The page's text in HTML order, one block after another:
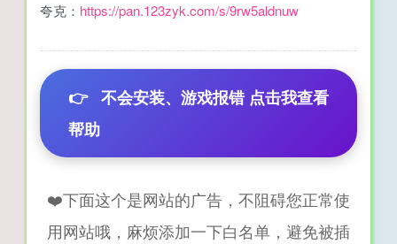
夸克： https://pan.123zyk.com/s/9rw5aldnuw
👉 不会安装、游戏报错 点击我查看
帮助
❤️下面这个是网站的广告，不阻碍您正常使
用网站哦，麻烦添加一下白名单，避免被插